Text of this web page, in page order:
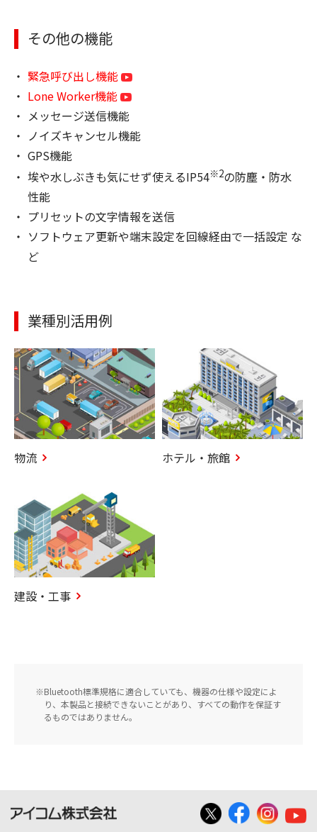
その他の機能
緊急呼び出し機能
Lone Worker機能
メッセージ送信機能
ノイズキャンセル機能
GPS機能
埃や水しぶきも気にせず使えるIP54※2の防塵・防水
性能
プリセットの文字情報を送信
ソフトウェア更新や端末設定を回線経由で一括設定 な
ど
業種別活用例
物流 ホテル・旅館
建設・工事
Bluetooth標準規格に適合していても、機器の仕様や設定によ
り、本製品と接続できないことがあり、すべての動作を保証す
るものではありません。